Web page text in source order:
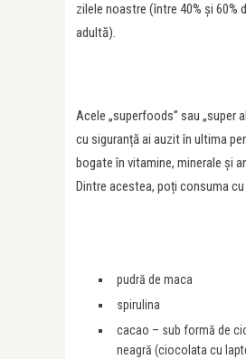
zilele noastre (între 40% și 60%
adultă).
Acele „superfoods” sau „super
cu siguranță ai auzit în ultima
bogate în vitamine, minerale și
Dintre acestea, poți consuma cu
pudră de maca
spirulina
cacao – sub formă de
neagră (ciocolata cu